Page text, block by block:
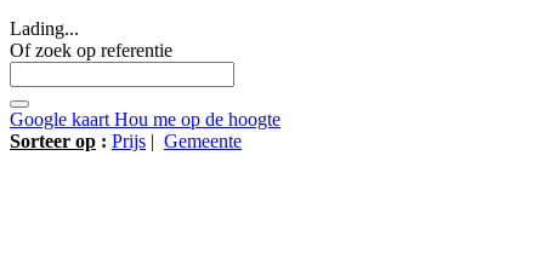
Lading...
Of zoek op referentie
Google kaart Hou me op de hoogte
Sorteer op : Prijs | Gemeente